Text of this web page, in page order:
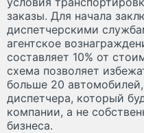
заказы. Для начала
диспетчерскими
агентское
составляет 10% от
схема позволяет
больше 20
диспетчера, который
компании, а не
бизнеса.